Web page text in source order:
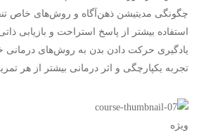
چگونگی مدیتیشن ذهن‌آگاه و روش‌های خاص
استفاده بیشتر از پاسخ استراحت و بازیابی
یادگیری حرکت دادن بدن به روش‌های
تجربه یکپارچگی و اثر درمانی بیشتر از هر
ویژه